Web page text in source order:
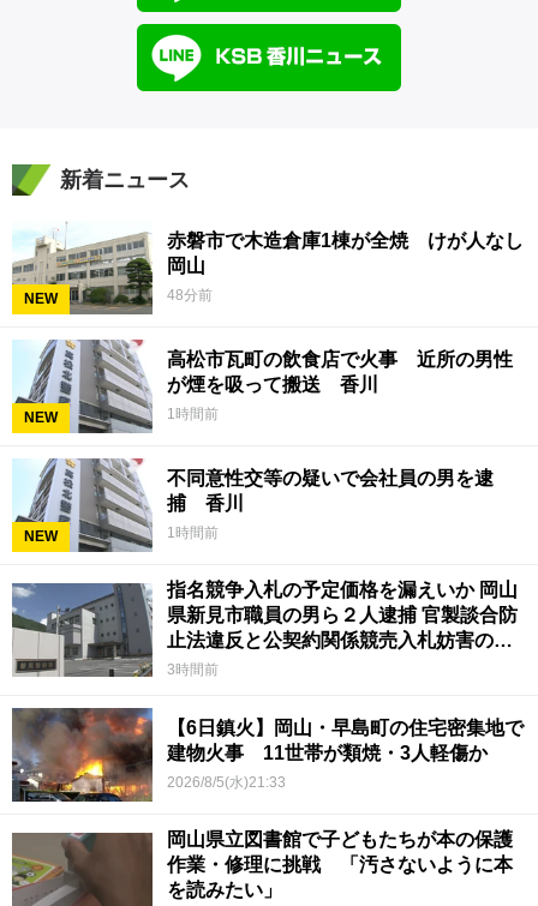
新着ニュース
NEW
赤磐市で木造倉庫1棟が全焼 けが人なし
岡山
48分前
NEW
高松市瓦町の飲食店で火事 近所の男性
が煙を吸って搬送 香川
1時間前
NEW
不同意性交等の疑いで会社員の男を逮
捕 香川
1時間前
指名競争入札の予定価格を漏えいか 岡山
県新見市職員の男ら２人逮捕 官製談合防
止法違反と公契約関係競売入札妨害の疑
い
3時間前
【6日鎮火】岡山・早島町の住宅密集地で
建物火事 11世帯が類焼・3人軽傷か
2026/8/5(水)21:33
岡山県立図書館で子どもたちが本の保護
作業・修理に挑戦 「汚さないように本
を読みたい」